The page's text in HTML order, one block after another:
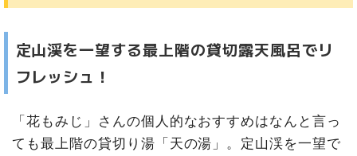
定山渓を一望する最上階の貸切露天風呂でリ
フレッシュ！
「花もみじ」さんの個人的なおすすめはなんと言っ
ても最上階の貸切り湯「天の湯」。定山渓を一望で